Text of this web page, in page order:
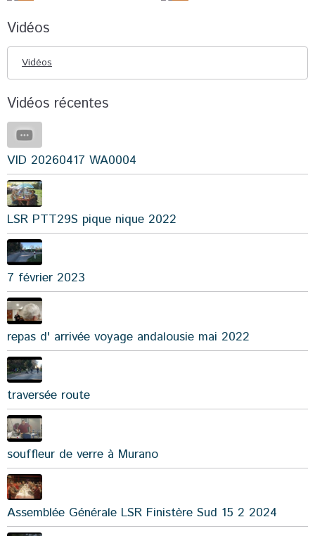
Vidéos
Vidéos
Vidéos récentes
VID 20260417 WA0004
LSR PTT29S pique nique 2022
7 février 2023
repas d' arrivée voyage andalousie mai 2022
traversée route
souffleur de verre à Murano
Assemblée Générale LSR Finistère Sud 15 2 2024